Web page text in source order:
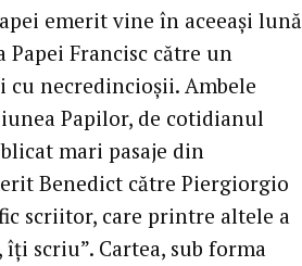
emerit vine în aceeaşi lună
Papei Francisc către un
necredincioşii. Ambele
Papilor, de cotidianul
mari pasaje din
Benedict către Piergiorgio
scriitor, care printre altele a
îţi scriu”. Cartea, sub forma